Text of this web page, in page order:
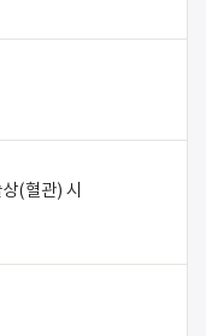
(혈관) 시